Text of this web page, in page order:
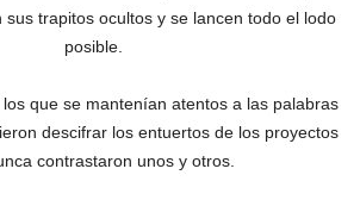
trapitos ocultos y se lancen todo el lodo
posible.
que se mantenían atentos a las palabras
descifrar los entuertos de los proyectos
contrastaron unos y otros.